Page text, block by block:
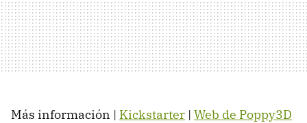
Más información | Kickstarter | Web de Poppy3D